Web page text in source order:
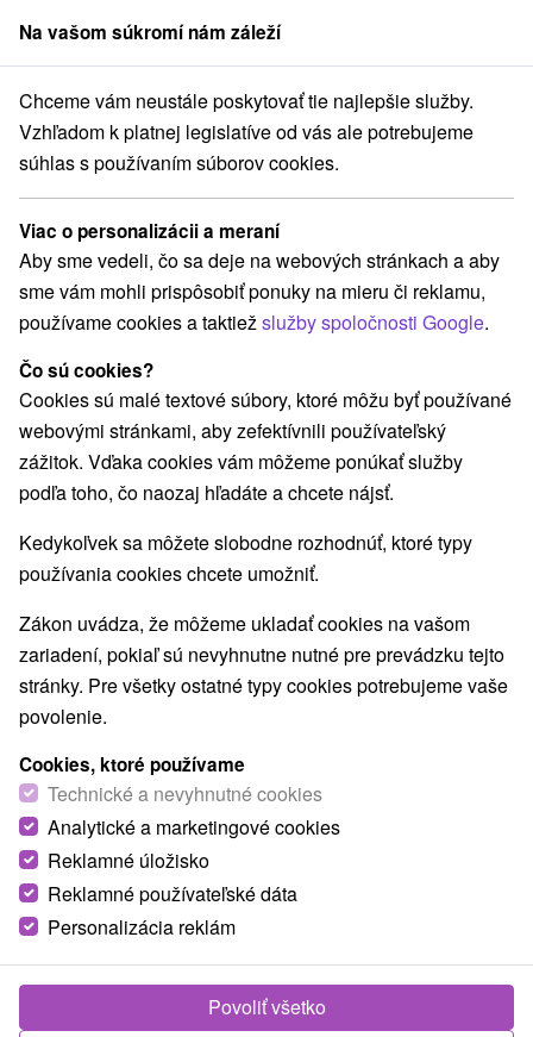
člen skupinySorger
Hotely Roháče
Hotely na Roháčoch
Kategórie
Všetky kategórie
Hotely(3)
Vyberte lokalitu alebo termín
Obce a mesta
Vitanová(1) Zuberec(1)
VŠETKY NAJLACNEJŠIE
Na vašom súkromí nám záleží
Chceme vám neustále poskytovať tie najlepšie služby.
Vzhľadom k platnej legislatíve od vás ale potrebujeme
súhlas s používaním súborov cookies.
Viac o personalizácii a meraní
Aby sme vedeli, čo sa deje na webových stránkach a aby
sme vám mohli prispôsobiť ponuky na mieru či reklamu,
používame cookies a taktiežslužby spoločnosti Google.
Čo sú cookies?
Cookies sú malé textové súbory, ktoré môžu byť používané
webovými stránkami, aby zefektívnili používateľský
zážitok. Vďaka cookies vám môžeme ponúkať služby
podľa toho, čo naozaj hľadáte a chcete nájsť.
Kedykoľvek sa môžete slobodne rozhodnúť, ktoré typy
používania cookies chcete umožniť.
Zákon uvádza, že môžeme ukladať cookies na vašom
zariadení, pokiaľ sú nevyhnutne nutné pre prevádzku tejto
stránky. Pre všetky ostatné typy cookies potrebujeme vaše
povolenie.
Cookies, ktoré používame
Technické a nevyhnutné cookies
Analytické a marketingové cookies
Reklamné úložisko
Reklamné používateľské dáta
Personalizácia reklám
Povoliť všetko